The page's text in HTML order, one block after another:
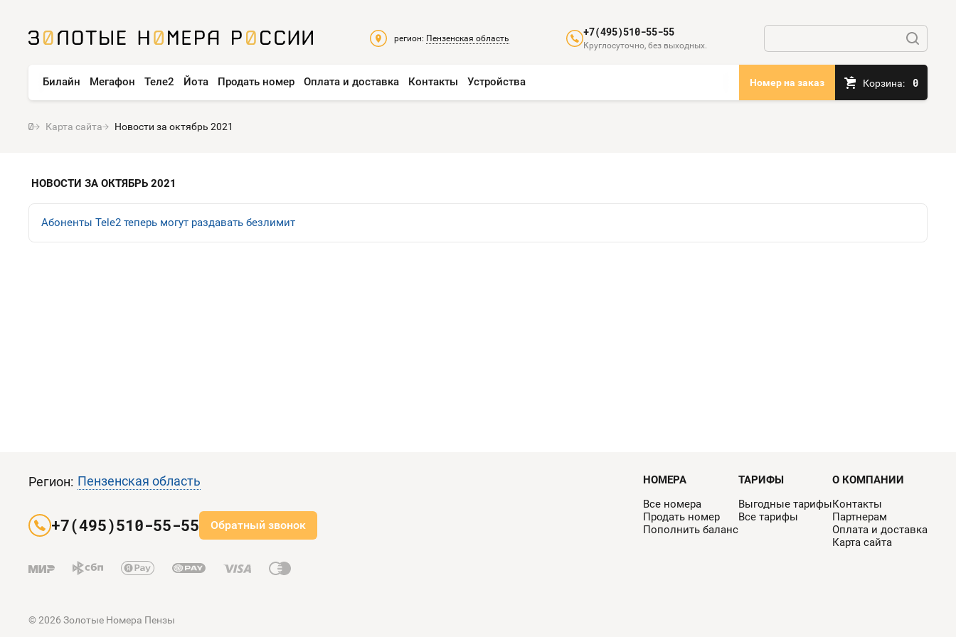
регион: Пензенская область +7(495)510-55-55
Круглосуточно, без выходных.
Билайн Мегафон Теле2 Йота Продать номер Оплата и доставка Контакты Устройства Номер на заказ Корзина: 0
Карта сайта Новости за октябрь 2021
НОВОСТИ ЗА ОКТЯБРЬ 2021
Абоненты Tele2 теперь могут раздавать безлимит
НОМЕРА
Все номера
Продать номер
Пополнить баланс
ТАРИФЫ
Выгодные тарифы
Все тарифы
О КОМПАНИИ
Контакты
Партнерам
Оплата и доставка
Карта сайта
Регион: Пензенская область
+7(495)510-55-55 Обратный звонок
© 2026 Золотые Номера Пензы